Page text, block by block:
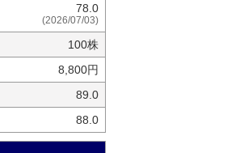
78.0
(2026/07/03)
100株
8,800円
89.0
88.0